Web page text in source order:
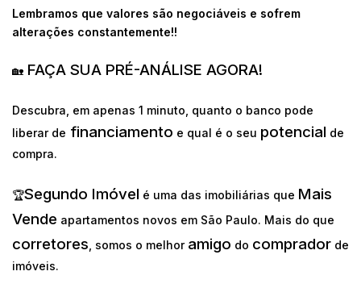
Lembramos que valores são negociáveis e sofrem
alterações constantemente!!
🏡 FAÇA SUA PRÉ-ANÁLISE AGORA!
Descubra, em apenas 1 minuto, quanto o banco pode
liberar de financiamento e qual é o seu potencial de
compra.
🏆Segundo Imóvel é uma das imobiliárias que Mais
Vende apartamentos novos em São Paulo. Mais do que
corretores , somos o melhor amigo do comprador de
imóveis.